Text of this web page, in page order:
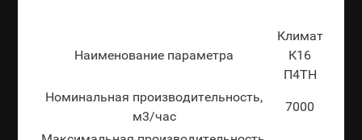
Наименование параметра
Климат
К16
П4ТН
Номинальная производительность,
м3/час
7000